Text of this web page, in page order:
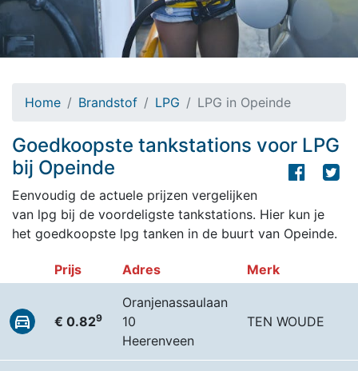
Home Brandstof LPG LPG in Opeinde
Goedkoopste tankstations voor LPG
bij Opeinde
Eenvoudig de actuele prijzen vergelijken
van lpg bij de voordeligste tankstations. Hier kun je
het goedkoopste lpg tanken in de buurt van Opeinde.
Prijs Adres Merk
€ 0.829
Oranjenassaulaan
10
Heerenveen
TEN WOUDE